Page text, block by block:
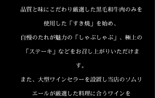
品質と味にこだわり厳選した黒毛和牛肉のみを
使用した「すき焼」を始め、
自慢のたれが魅力の「しゃぶしゃぶ」、極上の
「ステーキ」などをお召し上がりいただけま
す。
また、大型ワインセラーを設置し当店のソムリ
エールが厳選した料理に合うワインを